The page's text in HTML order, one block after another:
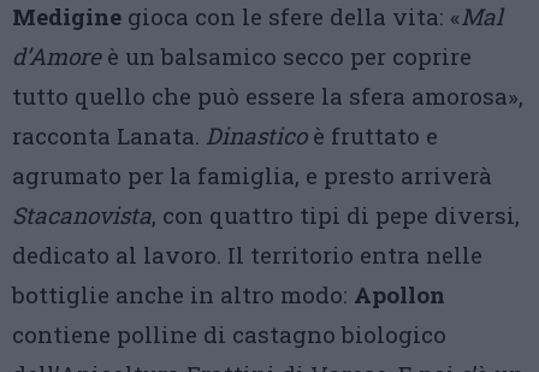
Medigine gioca con le sfere della vita: «Mal
d’Amoreè un balsamico secco per coprire
tutto quello che può essere la sfera amorosa»,
racconta Lanata. Dinasticoè fruttato e
agrumato per la famiglia, e presto arriverà
Stacanovista, con quattro tipi di pepe diversi,
dedicato al lavoro. Il territorio entra nelle
bottiglie anche in altro modo: Apollon
contiene polline di castagno biologico